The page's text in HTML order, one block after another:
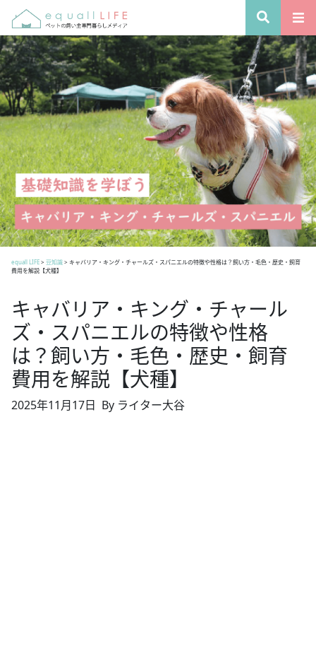
equall LIFE> 豆知識> キャバリア・キング・チャールズ・スパニエルの特徴や性格は？飼い方・毛色・歴史・飼育
費用を解説【犬種】
キャバリア・キング・チャール
ズ・スパニエルの特徴や性格
は？飼い方・毛色・歴史・飼育
費用を解説【犬種】
2025年11月17日 By ライター大谷